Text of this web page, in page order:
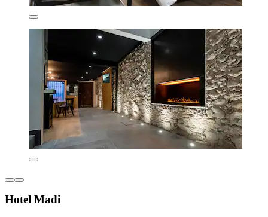
Hotel Madi